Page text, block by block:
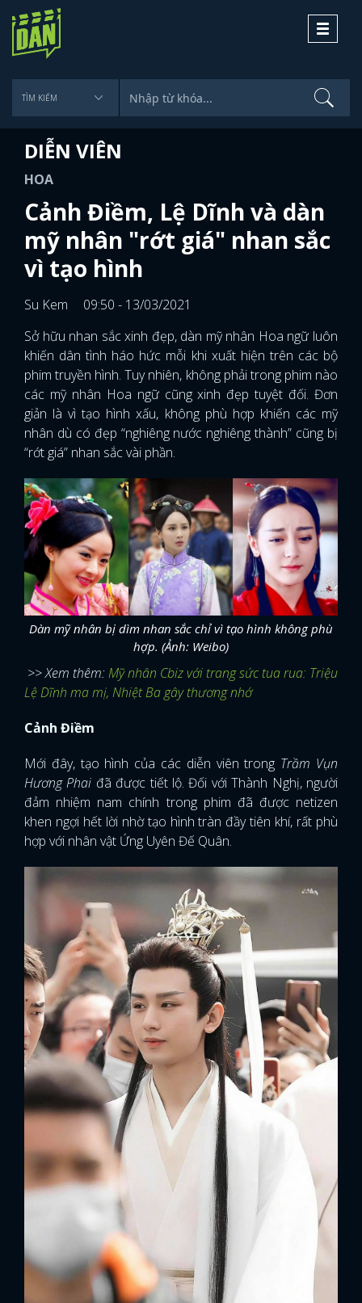
Toggle
DIỄN VIÊN
HOA
Cảnh Điềm, Lệ Dĩnh và dàn
mỹ nhân "rớt giá" nhan sắc
vì tạo hình
Su Kem
09:50 - 13/03/2021
Sở hữu nhan sắc xinh đẹp, dàn mỹ nhân Hoa ngữ luôn
khiến dân tình háo hức mỗi khi xuất hiện trên các bộ
phim truyền hình. Tuy nhiên, không phải trong phim nào
các mỹ nhân Hoa ngữ cũng xinh đẹp tuyệt đối. Đơn
giản là vì tạo hình xấu, không phù hợp khiến các mỹ
nhân dù có đẹp “nghiêng nước nghiêng thành” cũng bị
“rớt giá” nhan sắc vài phần.
Dàn mỹ nhân bị dìm nhan sắc chỉ vì tạo hình không phù
hợp. (Ảnh: Weibo)
>> Xem thêm:Mỹ nhân Cbiz với trang sức tua rua: Triệu
Lệ Dĩnh ma mị, Nhiệt Ba gây thương nhớ
Cảnh Điềm
Mới đây, tạo hình của các diễn viên trong Trầm Vụn
Hương Phai đã được tiết lộ. Đối với Thành Nghị, người
đảm nhiệm nam chính trong phim đã được netizen
khen ngợi hết lời nhờ tạo hình tràn đầy tiên khí, rất phù
hợp với nhân vật Ứng Uyên Đế Quân.